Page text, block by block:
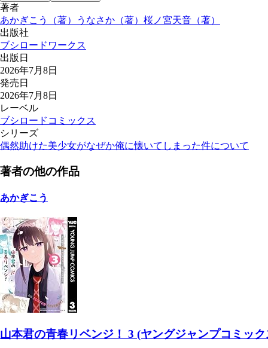
著者
あかぎこう
（著） うなさか （著） 桜ノ宮天音 （著）
出版社
ブシロードワークス
出版日
2026年7月8日
発売日
2026年7月8日
レーベル
ブシロードコミックス
シリーズ
偶然助けた美少女がなぜか俺に懐いてしまった件について
著者の他の作品
あかぎこう
山本君の青春リベンジ！ 3 (ヤングジャンプコミッ